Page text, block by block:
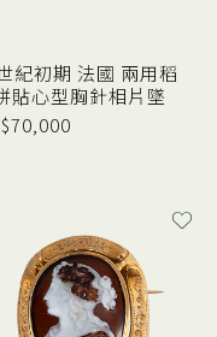
紀初期 法國 兩用稻
貼心型胸針相片墜
70,000